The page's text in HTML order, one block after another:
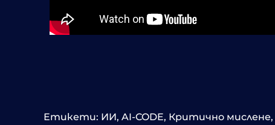
Етикети: ИИ, AI-CODE, Критично мислене,